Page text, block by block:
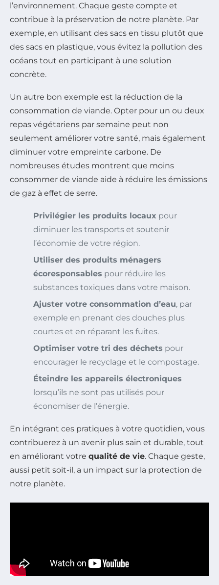
l’environnement. Chaque geste compte et
contribue à la préservation de notre planète. Par
exemple, en utilisant des sacs en tissu plutôt que
des sacs en plastique, vous évitez la pollution des
océans tout en participant à une solution
concrète.
Un autre bon exemple est la réduction de la
consommation de viande. Opter pour un ou deux
repas végétariens par semaine peut non
seulement améliorer votre santé, mais également
diminuer votre empreinte carbone. De
nombreuses études montrent que moins
consommer de viande aide à réduire les émissions
de gaz à effet de serre.
Privilégier les produits locaux pour
diminuer les transports et soutenir
l’économie de votre région.
Utiliser des produits ménagers
écoresponsables pour réduire les
substances toxiques dans votre maison.
Ajuster votre consommation d’eau, par
exemple en prenant des douches plus
courtes et en réparant les fuites.
Optimiser votre tri des déchets pour
encourager le recyclage et le compostage.
Éteindre les appareils électroniques
lorsqu’ils ne sont pas utilisés pour
économiser de l’énergie.
En intégrant ces pratiques à votre quotidien, vous
contribuerez à un avenir plus sain et durable, tout
en améliorant votre qualité de vie. Chaque geste,
aussi petit soit-il, a un impact sur la protection de
notre planète.